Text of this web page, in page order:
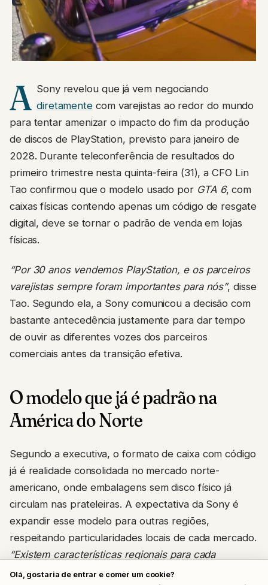
A Sony revelou que já vem negociando
diretamente com varejistas ao redor do mundo
para tentar amenizar o impacto do fim da produção
de discos de PlayStation, previsto para janeiro de
2028. Durante teleconferência de resultados do
primeiro trimestre nesta quinta-feira (31), a CFO Lin
Tao confirmou que o modelo usado por GTA 6, com
caixas físicas contendo apenas um código de resgate
digital, deve se tornar o padrão de venda em lojas
físicas.
“Por 30 anos vendemos PlayStation, e os parceiros
varejistas sempre foram importantes para nós”, disse
Tao. Segundo ela, a Sony comunicou a decisão com
bastante antecedência justamente para dar tempo
de ouvir as diferentes vozes dos parceiros
comerciais antes da transição efetiva.
O modelo que já é padrão na
América do Norte
Segundo a executiva, o formato de caixa com código
já é realidade consolidada no mercado norte-
americano, onde embalagens sem disco físico já
circulam nas prateleiras. A expectativa da Sony é
expandir esse modelo para outras regiões,
respeitando particularidades locais de cada mercado.
“Existem características regionais para cada
parceiro, então vamos tentar ter um diálogo
Olá, gostaria de entrar e comer um cookie?